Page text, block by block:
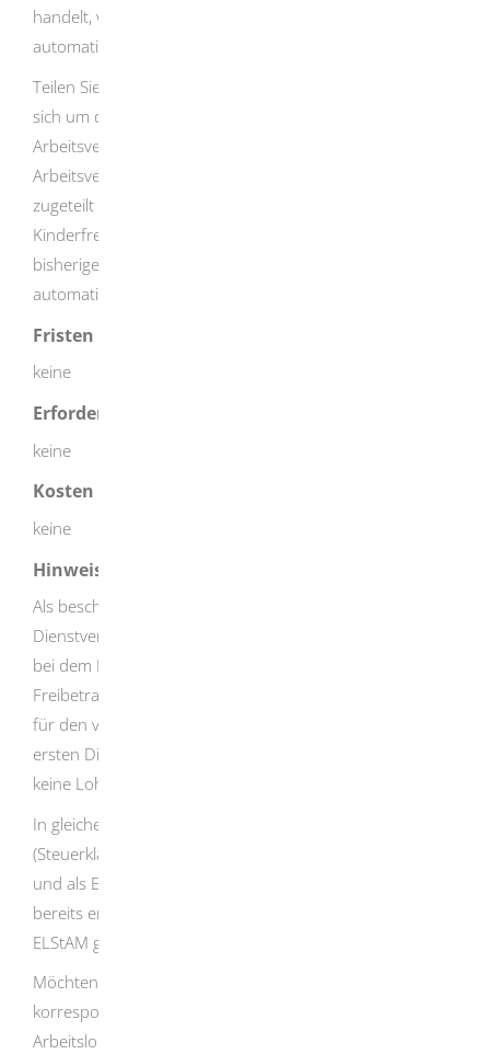
handelt, wird Ihnen für dieses Arbeitsverhältnis
automatisch die Steuerklasse VI zugeteilt.
Teilen Sie dem neuen Arbeitgeber dagegen mit, dass es
sich um das erste und nicht um ein weiteres
Arbeitsverhältnis handelt, wird Ihnen für dieses
Arbeitsverhältnis die familiengerechte Steuerklasse
zugeteilt (Steuerklasse I bis V, gegebenenfalls
Kinderfreibeträge). Die Arbeitslöhne aus allen weiteren
bisherigen Arbeitsverhältnissen werden dann
automatisch nach Steuerklasse VI besteuert.
Fristen
keine
Erforderliche Unterlagen
keine
Kosten
keine
Hinweise
Als beschäftigte Person, die Arbeitslohn aus mehreren
Dienstverhältnissen nebeneinander bezieht, können Sie
bei dem Dienstverhältnis mit der Steuerklasse VI einen
Freibetrag ermitteln und als ELStAM bilden lassen, wenn
für den voraussichtlichen Jahresarbeitslohn aus dem
ersten Dienstverhältnis nach einer Hochrechnung noch
keine Lohnsteuer anfällt.
In gleicher Höhe wird bei dem ersten Dienstverhältnis
(Steuerklassen I bis V) ein Hinzurechnungsbetrag ermittelt
und als ELStAM gebildet, der gegebenenfalls mit einem
bereits ermittelten oder noch zu ermittelnden und als
ELStAM gebildeten Freibetrag zu verrechnen ist.
Möchten Sie vermeiden, dass durch den
korrespondierenden Hinzurechnungsbetrag vom
Arbeitslohn aus dem ersten Dienstverhältnis Lohnsteuer